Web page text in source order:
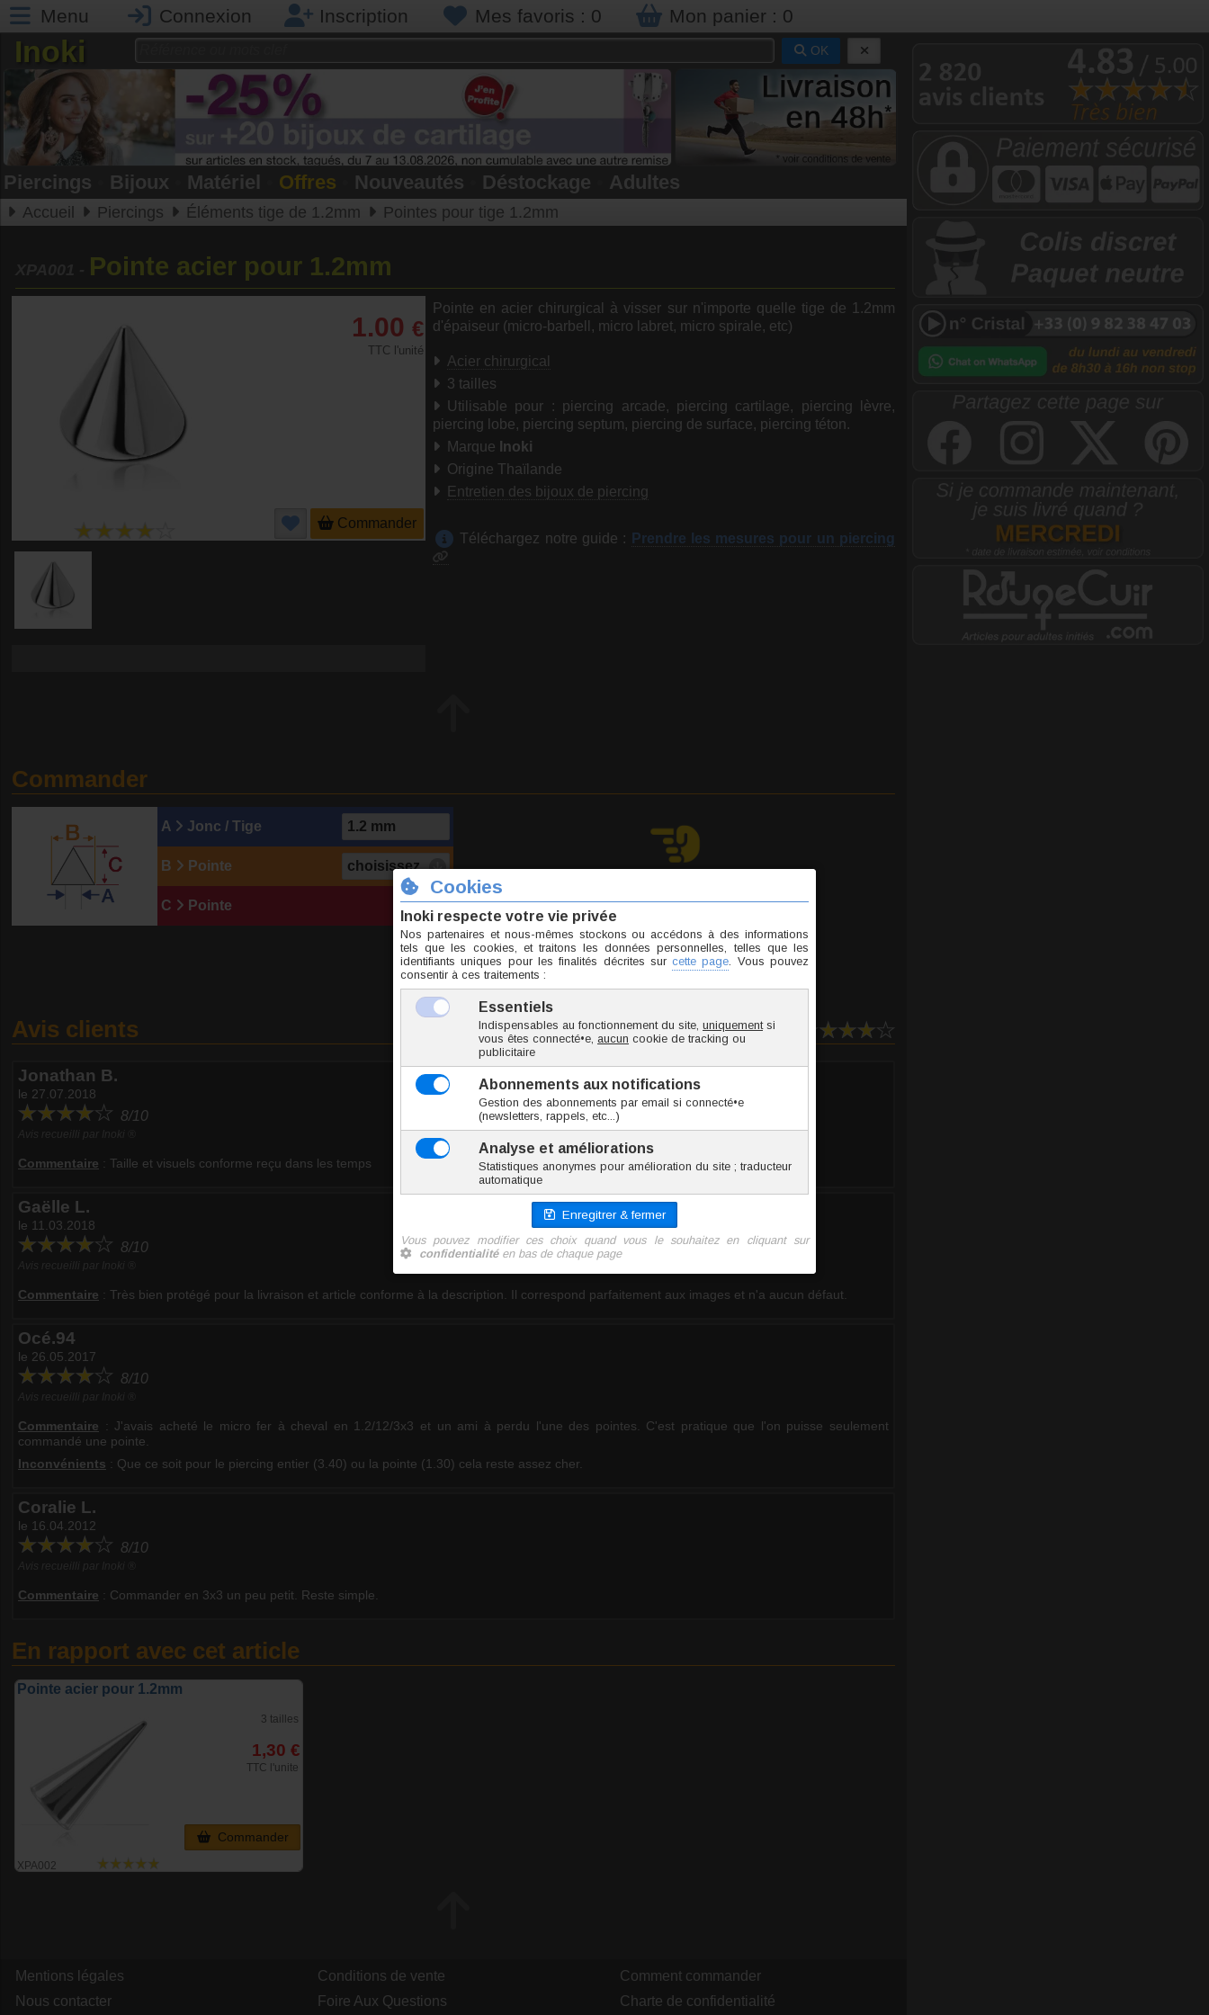
Menu Connexion Inscription Mes favoris : 0 Mon panier : 0
Inoki OK
Piercings Bijoux Matériel Offres Nouveautés Déstockage Adultes
Accueil Piercings Éléments tige de 1.2mm Pointes pour tige 1.2mm
Pointe acier pour 1.2mm
1.00 €
TTC l'unité
Commander
Pointe en acier chirurgical à visser sur n'importe quelle tige de 1.2mm
d'épaiseur (micro-barbell, micro labret, micro spirale, etc)
Acier chirurgical
3 tailles
Utilisable pour : piercing arcade, piercing cartilage, piercing lèvre,
piercing lobe, piercing septum, piercing de surface, piercing téton.
Marque Inoki
Origine Thaïlande
Entretien des bijoux de piercing
Téléchargez notre guide : Prendre les mesures pour un piercing
Commander
A Jonc / Tige
B Pointe
C Pointe Choissisez votre taille...
Avis clients 4 avis- 8 / 10
Jonathan B.
le 27.07.2018
8/10
Commentaire : Taille et visuels conforme reçu dans les temps
Gaëlle L.
le 11.03.2018
8/10
Commentaire : Très bien protégé pour la livraison et article conforme à la description. Il correspond parfaitement aux images et n'a aucun défaut.
Océ.94
le 26.05.2017
8/10
Commentaire : J'avais acheté le micro fer à cheval en 1.2/12/3x3 et un ami à perdu l'une des pointes. C'est pratique que l'on puisse seulement
commandé une pointe.
Inconvénients : Que ce soit pour le piercing entier (3.40) ou la pointe (1.30) cela reste assez cher.
Coralie L.
le 16.04.2012
8/10
Commentaire : Commander en 3x3 un peu petit. Reste simple.
En rapport avec cet article
Pointe acier pour 1.2mm
XPA002
3 tailles
1,30 €
TTC l'unite
Commander
Mentions légales Conditions de vente
Comment commander
Nous contacter
Foire Aux Questions Charte de confidentialité